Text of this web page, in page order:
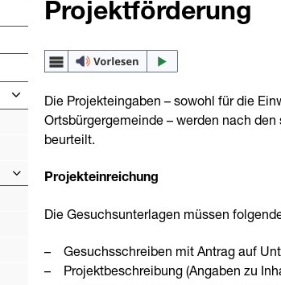
Projektförderung
Die Projekteingaben – sowohl für die
Ortsbürgergemeinde – werden nach den
beurteilt.
Projekteinreichung
Die Gesuchsunterlagen müssen
Gesuchsschreiben mit Antrag auf
Projektbeschreibung (Angaben zu